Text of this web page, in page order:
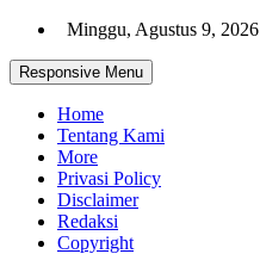
Skip
content
Minggu, Agustus 9, 2026
Responsive Menu
Home
Tentang Kami
More
Privasi Policy
Disclaimer
Redaksi
Copyright